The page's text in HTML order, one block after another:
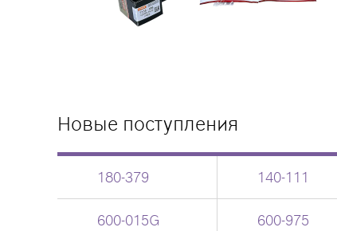
Новые поступления
180-379 140-111
600-015G 600-975